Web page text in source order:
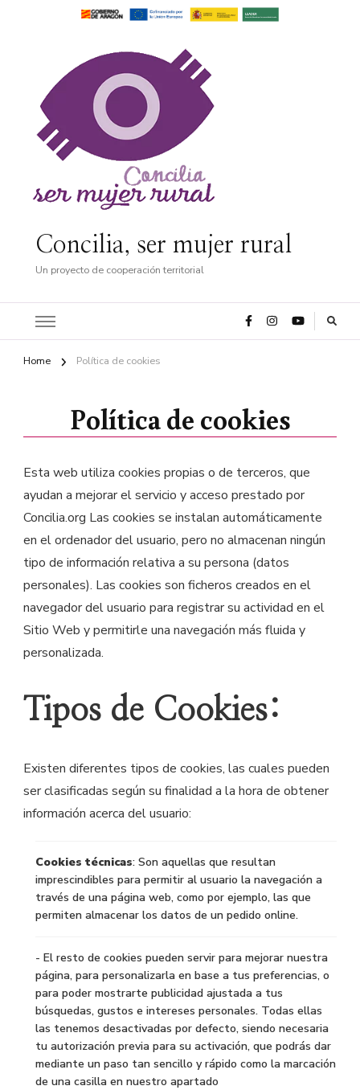
Concilia, ser mujer rural
Un proyecto de cooperación territorial
Home Política de cookies
Política de cookies
Esta web utiliza cookies propias o de terceros, que
ayudan a mejorar el servicio y acceso prestado por
Concilia.org Las cookies se instalan automáticamente
en el ordenador del usuario, pero no almacenan ningún
tipo de información relativa a su persona (datos
personales). Las cookies son ficheros creados en el
navegador del usuario para registrar su actividad en el
Sitio Web y permitirle una navegación más fluida y
personalizada.
Tipos de Cookies:
Existen diferentes tipos de cookies, las cuales pueden
ser clasificadas según su finalidad a la hora de obtener
información acerca del usuario:
Cookies técnicas: Son aquellas que resultan
imprescindibles para permitir al usuario la navegación a
través de una página web, como por ejemplo, las que
permiten almacenar los datos de un pedido online.
- El resto de cookies pueden servir para mejorar nuestra
página, para personalizarla en base a tus preferencias, o
para poder mostrarte publicidad ajustada a tus
búsquedas, gustos e intereses personales. Todas ellas
las tenemos desactivadas por defecto, siendo necesaria
tu autorización previa para su activación, que podrás dar
mediante un paso tan sencillo y rápido como la marcación
de una casilla en nuestro apartado